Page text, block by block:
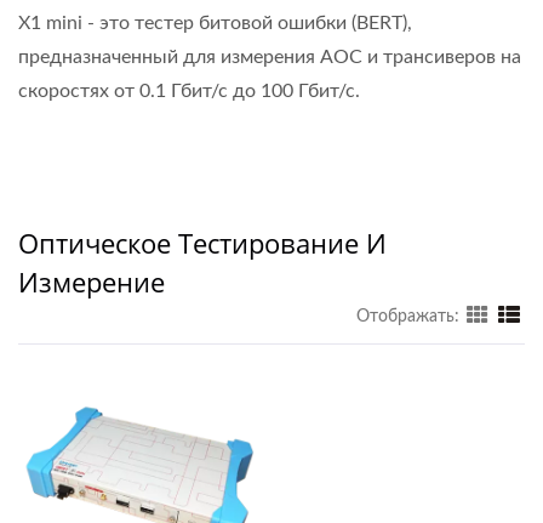
X1 mini - это тестер битовой ошибки (BERT),
предназначенный для измерения AOC и трансиверов на
скоростях от 0.1 Гбит/с до 100 Гбит/с.
Оптическое Тестирование И
Измерение
Отображать: